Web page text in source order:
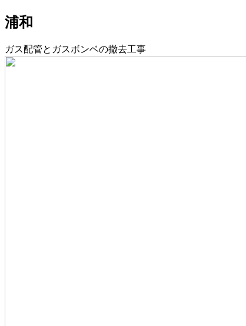
浦和
ガス配管とガスボンベの撤去工事